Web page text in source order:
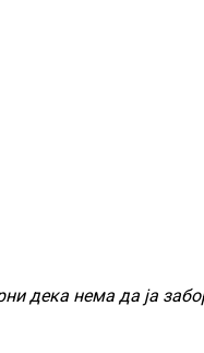
дека нема да ја